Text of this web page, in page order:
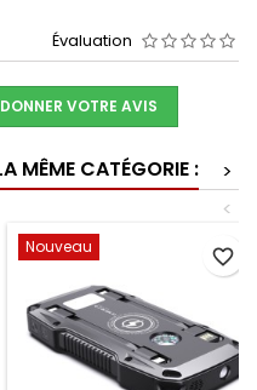
Évaluation
VOTRE AVIS
MÊME CATÉGORIE :
>
<
Nouveau favorite_border